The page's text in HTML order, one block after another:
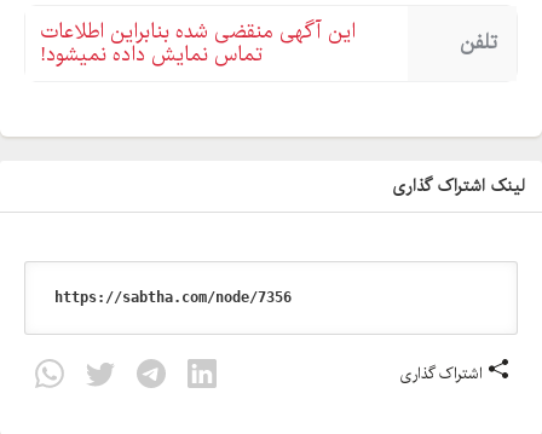
تلفن این آگهی منقضی شده بنابراین اطلاعات
تماس نمایش داده نمیشود!
لینک اشتراک گذاری
اشتراک گذاری